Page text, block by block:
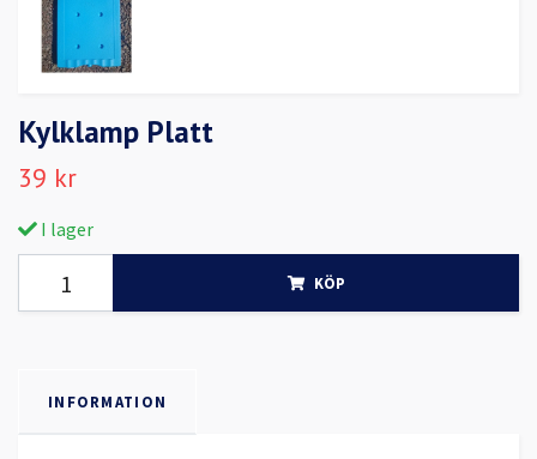
Kylklamp Platt
39 kr
I lager
KÖP
INFORMATION